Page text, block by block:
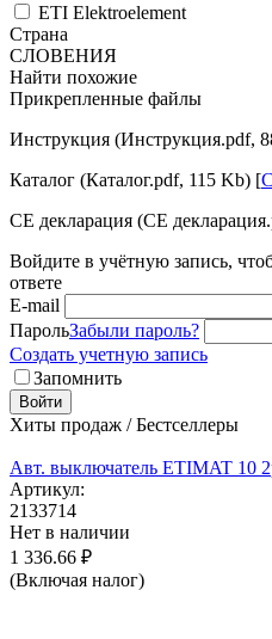
ETI Elektroelement
Страна
СЛОВЕНИЯ
Найти похожие
Прикрепленные файлы
Инструкция (Инструкция.pdf,
Каталог (Каталог.pdf, 115 Kb) [
CE декларация (CE
Войдите в учётную запись,
ответе
E-mail
ПарольЗабыли пароль?
Создать учетную запись
Запомнить
Войти
Хиты продаж / Бестселлеры
Авт. выключатель ETIMAT 10
Артикул:
2133714
Нет в наличии
1 336.66 ₽
(Включая налог)